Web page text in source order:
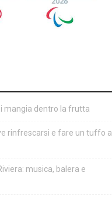
mangia dentro la frutta
rinfrescarsi e fare un tuffo a
musica, balera e